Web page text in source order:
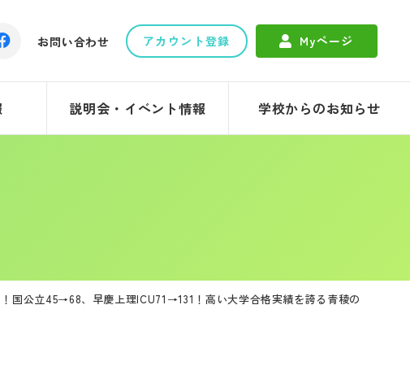
お問い合わせ アカウント登録 Myページ
説明会・イベント情報 学校からのお知らせ
国公立45→68、早慶上理ICU71→131！高い大学合格実績を誇る青稜の